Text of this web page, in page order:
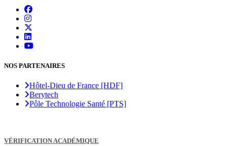
NOS PARTENAIRES
Hôtel-Dieu de France [HDF]
Berytech
Pôle Technologie Santé [PTS]
VÉRIFICATION ACADÉMIQUE